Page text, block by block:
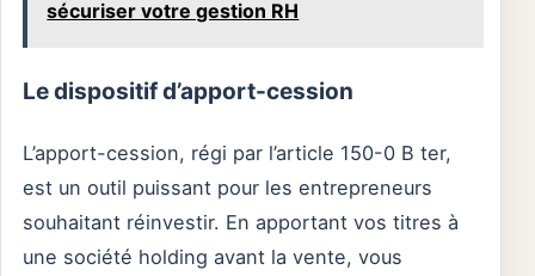
sécuriser votre gestion RH
Le dispositif d’apport-cession
L’apport-cession, régi par l’article 150-0 B ter,
est un outil puissant pour les entrepreneurs
souhaitant réinvestir. En apportant vos titres à
une société holding avant la vente, vous